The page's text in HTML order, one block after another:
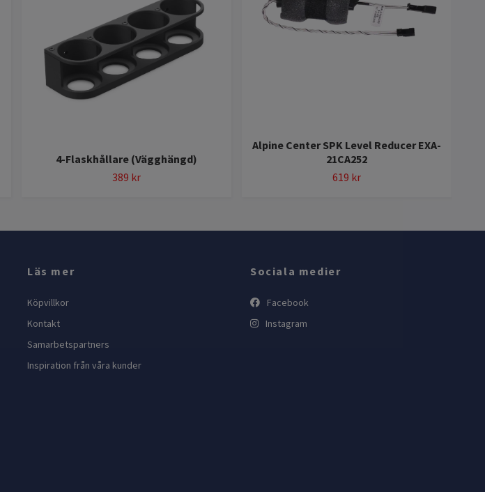
4-Flaskhållare (Vägghängd)
389 kr
Alpine Center SPK Level Reducer EXA-
21CA252
619 kr
Läs mer
Köpvillkor
Kontakt
Samarbetspartners
Inspiration från våra kunder
Sociala medier
Facebook
Instagram